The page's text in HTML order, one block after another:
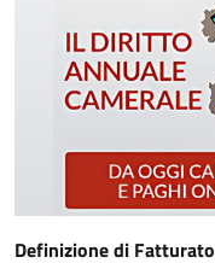
Definizione di Fatturato